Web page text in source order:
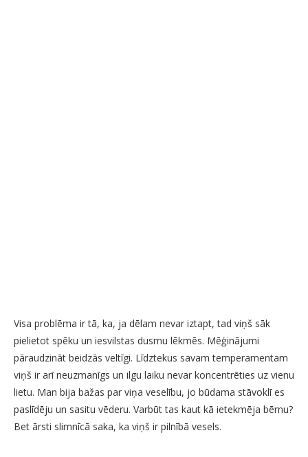
Visa problēma ir tā, ka, ja dēlam nevar iztapt, tad viņš sāk
pielietot spēku un iesvilstas dusmu lēkmēs. Mēģinājumi
pāraudzināt beidzās veltīgi. Līdztekus savam temperamentam
viņš ir arī neuzmanīgs un ilgu laiku nevar koncentrēties uz vienu
lietu. Man bija bažas par viņa veselību, jo būdama stāvoklī es
paslīdēju un sasitu vēderu. Varbūt tas kaut kā ietekmēja bērnu?
Bet ārsti slimnīcā saka, ka viņš ir pilnībā vesels.